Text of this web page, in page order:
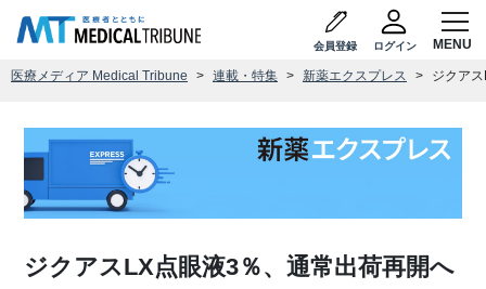
会員登録 ログイン
医療メディア Medical Tribune 連載・特集 新薬エクスプレス ジクア
ジクアスLX点眼液3％、通常出荷再開へ